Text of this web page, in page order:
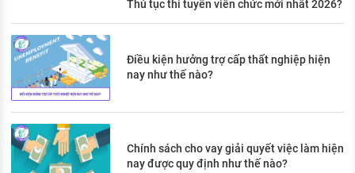
Thủ tục thi tuyển viên chức mới nhất 2026?
Điều kiện hưởng trợ cấp thất nghiệp hiện
nay như thế nào?
Chính sách cho vay giải quyết việc làm hiện
nay được quy định như thế nào?